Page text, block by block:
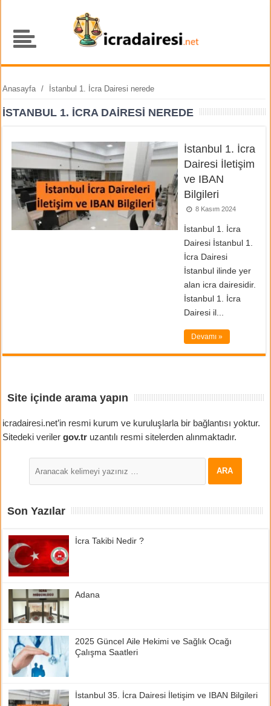
Anasayfa / İstanbul 1. İcra Dairesi nerede
İSTANBUL 1. İCRA DAIRESI NEREDE
İstanbul 1. İcra
Dairesi İletişim
ve IBAN
Bilgileri
8 Kasım 2024
İstanbul 1. İcra
Dairesi İstanbul 1.
İcra Dairesi
İstanbul ilinde yer
alan icra dairesidir.
İstanbul 1. İcra
Dairesi il...
Devamı »
Site içinde arama yapın
icradairesi.net’in resmi kurum ve kuruluşlarla bir bağlantısı yoktur.
Sitedeki verilergov.tr uzantılı resmi sitelerden alınmaktadır.
Son Yazılar
İcra Takibi Nedir ?
Adana
2025 Güncel Aile Hekimi ve Sağlık Ocağı
Çalışma Saatleri
İstanbul 35. İcra Dairesi İletişim ve IBAN Bilgileri